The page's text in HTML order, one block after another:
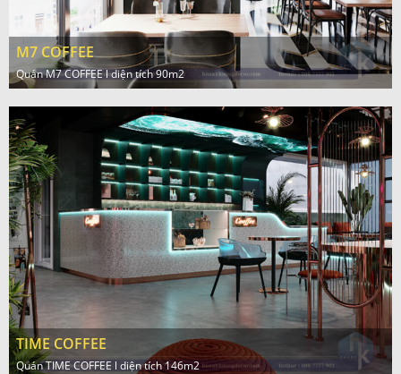
M7 COFFEE
Quán M7 COFFEE l diện tích 90m2
TIME COFFEE
Quán TIME COFFEE l diện tích 146m2